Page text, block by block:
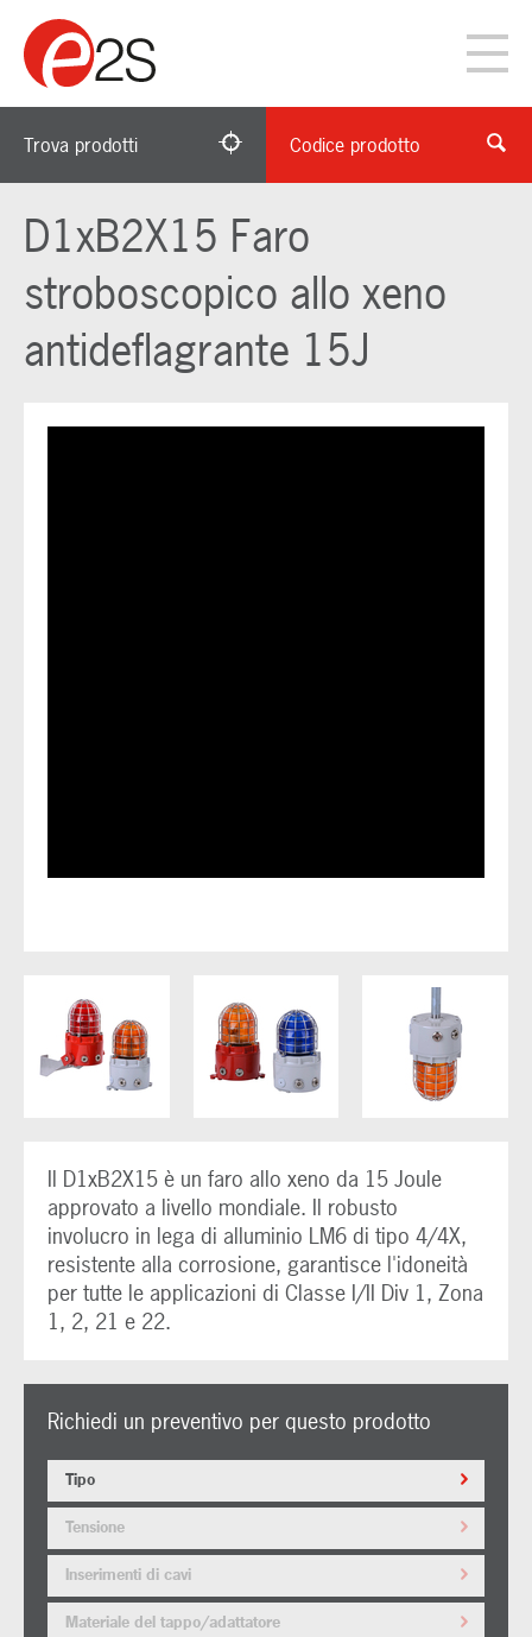
Trova prodotti Codice prodotto
D1xB2X15 Faro
stroboscopico allo xeno
antideflagrante 15J
Il D1xB2X15 è un faro allo xeno da 15 Joule
approvato a livello mondiale. Il robusto
involucro in lega di alluminio LM6 di tipo 4/4X,
resistente alla corrosione, garantisce l'idoneità
per tutte le applicazioni di Classe I/II Div 1, Zona
1, 2, 21 e 22.
Richiedi un preventivo per questo prodotto
Tipo
Tensione
Inserimenti di cavi
Materiale del tappo/adattatore